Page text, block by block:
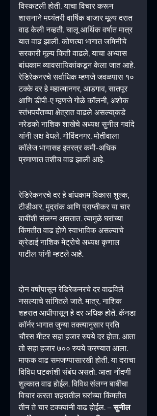
विस्कटली होती. याचा विचार करून
शासनाने मध्यंतरी वार्षिक बाजार मूल्य दरात
वाढ केली नव्हती. चालू आर्थिक वर्षात मात्र
यात वाढ झाली. कोणत्या भागात जमिनीचे
सरकारी मूल्य किती वाढले, याचा अभ्यास
बांधकाम व्यावसायिकांकडून केला जात आहे.
रेडिरेकनरचे सर्वाधिक म्हणजे जवळपास १०
टक्के दर हे महात्मानगर, आडगाव, सातपूर
आणि डीपी-ए म्हणजे गोळे कॉलनी, अशोक
स्तंभपर्यंतच्या क्षेत्रात वाढले असल्या्कडे
नरेडको नाशिक शाखेचे अध्यक्ष सुनील गवांदे
यांनी लक्ष वेधले. गोविंदनगर, मोतीवाला
कॉलेज भागासह इतरत्र कमी-अधिक
प्रमाणात तशीच वाढ झाली आहे.
रेडिरेकनरचे दर हे बांधकाम विकास शुल्क,
टीडीआर, मुद्रांक आणि प्राप्तीकर या चार
बाबींशी संलग्न असतात. त्यामुळे घरांच्या
किंमतीत वाढ होणे स्वाभाविक असल्याचे
क्रेडाई नाशिक मेट्रोचे अध्यक्ष कृणाल
पाटील यांनी म्हटले आहे.
दोन वर्षांपासून रेडिरेकनरचे दर वाढविले
नसल्याचे सांगितले जाते. मात्र, नाशिक
शहरात आधीपासून हे दर अधिक होते. कॅनडा
कॉर्नर भागात जुन्या तक्त्यानुसार प्रति
चौरस मीटर सहा हजार रुपये दर होता. आता
तो सहा हजार ७०० रुपये करण्यात आला.
माफक वाढ समजण्यासारखी होती. या दराचा
विविध घटकांशी संबंध असतो. आता नोंदणी
शुल्कात वाढ होईल. विविध संलग्न बाबींचा
विचार करता शहरातील घरांच्या किंमतीत
तीन ते चार टक्क्यांनी वाढ होईल. – सुनील